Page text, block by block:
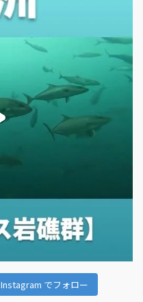
Instagram でフォロー